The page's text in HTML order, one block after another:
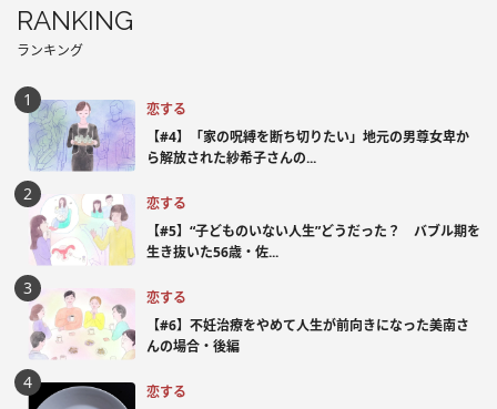
RANKING
ランキング
恋する
【#4】「家の呪縛を断ち切りたい」地元の男尊女卑か
ら解放された紗希子さんの...
恋する
【#5】“子どものいない人生”どうだった？ バブル期を
生き抜いた56歳・佐...
恋する
【#6】不妊治療をやめて人生が前向きになった美南さ
んの場合・後編
恋する